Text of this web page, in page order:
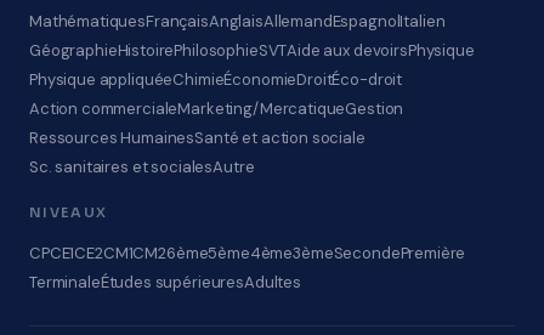
MathématiquesFrançaisAnglaisAllemandEspagnolItalien
GéographieHistoirePhilosophieSVTAide aux devoirsPhysique
Physique appliquéeChimieÉconomieDroitÉco-droit
Action commercialeMarketing/MercatiqueGestion
Ressources HumainesSanté et action sociale
Sc. sanitaires et socialesAutre
NIVEAUX
CPCE1CE2CM1CM26ème5ème4ème3èmeSecondePremière
TerminaleÉtudes supérieuresAdultes